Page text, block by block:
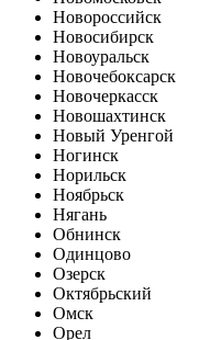
Новороссийск
Новосибирск
Новоуральск
Новочебоксарск
Новочеркасск
Новошахтинск
Новый Уренгой
Ногинск
Норильск
Ноябрьск
Нягань
Обнинск
Одинцово
Озерск
Октябрьский
Омск
Орел